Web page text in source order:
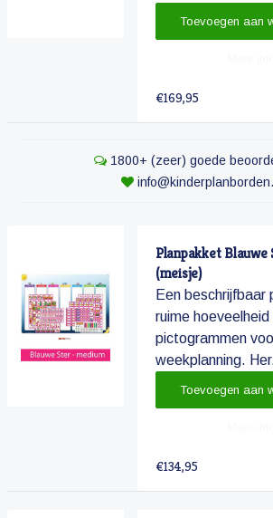
€169,95
Toevoegen aan
1800+ (zeer) goede
Planpakket
(meisje)
Een beschrijfbaar
ruime
pictogrammen
weekplanning.
€134,95
Toevoegen aan